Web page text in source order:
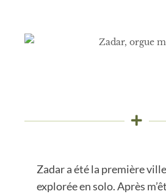
Zadar a été la première ville
explorée en solo. Après